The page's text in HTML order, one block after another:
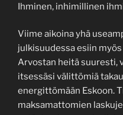
Ihminen, inhimillinen
Viime aikoina yhä
julkisuudessa esiin
Arvostan heitä suuresti,
itsessäsi välittömiä
energittömään Eskoon.
maksamattomien